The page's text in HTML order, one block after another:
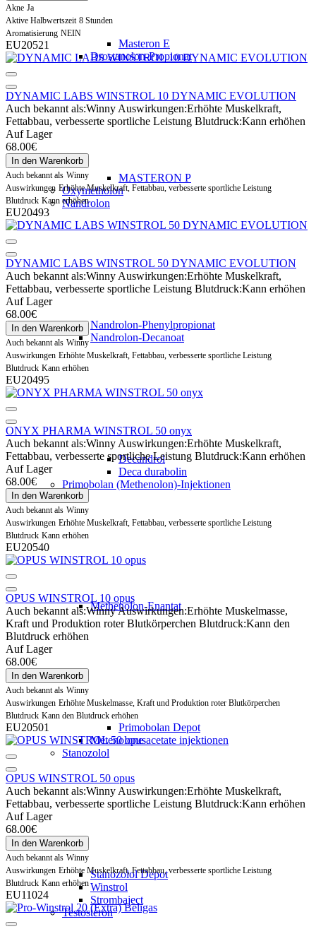
Masteron E
Drostanolon-Propionat
MASTERON P
Oxymetholon
Nandrolon
Nandrolon-Phenylpropionat
Nandrolon-Decanoat
Decandrol
Deca durabolin
Primobolan (Methenolon)-Injektionen
Methenolon-Enantat
Primobolan Depot
Metenolone acetate injektionen
Stanozolol
Stanozolol Depot
Winstrol
Strombaject
Testosteron
Akne Ja
Aktive Halbwertszeit 8 Stunden
Aromatisierung NEIN
EU20521
DYNAMIC LABS WINSTROL 10 DYNAMIC EVOLUTION
Auch bekannt als:Winny Auswirkungen:Erhöhte Muskelkraft,
Fettabbau, verbesserte sportliche Leistung Blutdruck:Kann erhöhen
Auf Lager
68.00€
In den Warenkorb
Auch bekannt als Winny
Auswirkungen Erhöhte Muskelkraft, Fettabbau, verbesserte sportliche Leistung
Blutdruck Kann erhöhen
EU20493
DYNAMIC LABS WINSTROL 50 DYNAMIC EVOLUTION
Auch bekannt als:Winny Auswirkungen:Erhöhte Muskelkraft,
Fettabbau, verbesserte sportliche Leistung Blutdruck:Kann erhöhen
Auf Lager
68.00€
In den Warenkorb
Auch bekannt als Winny
Auswirkungen Erhöhte Muskelkraft, Fettabbau, verbesserte sportliche Leistung
Blutdruck Kann erhöhen
EU20495
ONYX PHARMA WINSTROL 50 onyx
Auch bekannt als:Winny Auswirkungen:Erhöhte Muskelkraft,
Fettabbau, verbesserte sportliche Leistung Blutdruck:Kann erhöhen
Auf Lager
68.00€
In den Warenkorb
Auch bekannt als Winny
Auswirkungen Erhöhte Muskelkraft, Fettabbau, verbesserte sportliche Leistung
Blutdruck Kann erhöhen
EU20540
OPUS WINSTROL 10 opus
Auch bekannt als:WinnyAuswirkungen:Erhöhte Muskelmasse,
Kraft und Produktion roter Blutkörperchen Blutdruck:Kann den
Blutdruck erhöhen
Auf Lager
68.00€
In den Warenkorb
Auch bekannt als Winny
Auswirkungen Erhöhte Muskelmasse, Kraft und Produktion roter Blutkörperchen
Blutdruck Kann den Blutdruck erhöhen
EU20501
OPUS WINSTROL 50 opus
Auch bekannt als:Winny Auswirkungen:Erhöhte Muskelkraft,
Fettabbau, verbesserte sportliche Leistung Blutdruck:Kann erhöhen
Auf Lager
68.00€
In den Warenkorb
Auch bekannt als Winny
Auswirkungen Erhöhte Muskelkraft, Fettabbau, verbesserte sportliche Leistung
Blutdruck Kann erhöhen
EU11024